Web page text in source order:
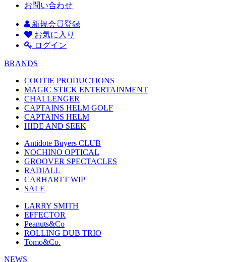
お問い合わせ
新規会員登録
お気に入り
ログイン
BRANDS
COOTIE PRODUCTIONS
MAGIC STICK ENTERTAINMENT
CHALLENGER
CAPTAINS HELM GOLF
CAPTAINS HELM
HIDE AND SEEK
Antidote Buyers CLUB
NOCHINO OPTICAL
GROOVER SPECTACLES
RADIALL
CARHARTT WIP
SALE
LARRY SMITH
EFFECTOR
Peanuts&Co
ROLLING DUB TRIO
Tomo&Co.
NEWS